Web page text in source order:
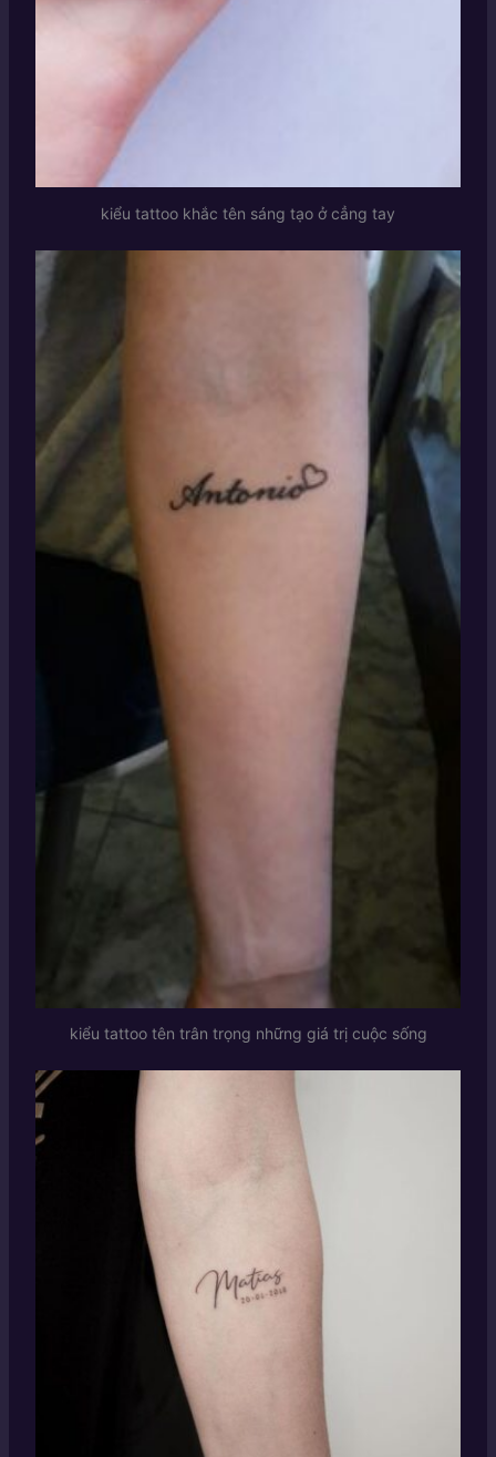
kiểu tattoo khắc tên sáng tạo ở cẳng tay
kiểu tattoo tên trân trọng những giá trị cuộc sống